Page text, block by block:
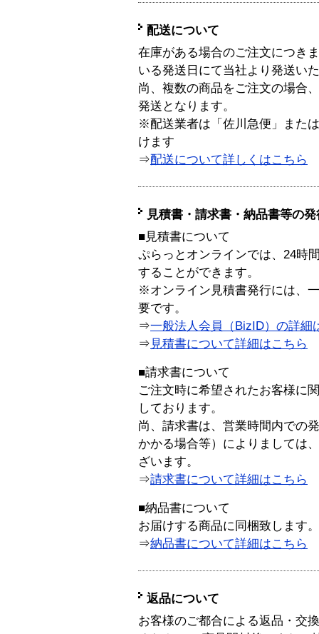
配送について
在庫がある場合のご注文につき
いる発送日にて当社より発送い
尚、複数の商品をご注文の場合
発送となります。
※配送業者は「佐川急便」また
けます
⇒配送について詳しくはこちら
見積書・請求書・納品書等の
■見積書について
ぷらっとオンラインでは、24時
することができます。
※オンライン見積書発行には、
要です。
⇒一般法人会員（BizID）の詳細
⇒ 見積書について詳細はこちら
■請求書について
ご注文時に希望されたお客様に
しております。
尚、請求書は、営業時間内での
かかる場合等）によりましては
ざいます。
⇒請求書について詳細はこちら
■納品書について
お届けする商品に同梱致します。
⇒納品書について詳細はこちら
返品について
お客様のご都合による返品・交